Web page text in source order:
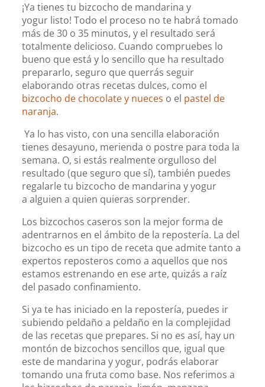
¡Ya tienes tu bizcocho de mandarina y
yogur listo! Todo el proceso no te habrá tomado
más de 30 o 35 minutos, y el resultado será
totalmente delicioso. Cuando compruebes lo
bueno que está y lo sencillo que ha resultado
prepararlo, seguro que querrás seguir
elaborando otras recetas dulces, como el
bizcocho de chocolate y nueces o el pastel de
naranja.
Ya lo has visto, con una sencilla elaboración
tienes desayuno, merienda o postre para toda la
semana. O, si estás realmente orgulloso del
resultado (que seguro que sí), también puedes
regalarle tu bizcocho de mandarina y yogur
a alguien a quien quieras sorprender.
Los bizcochos caseros son la mejor forma de
adentrarnos en el ámbito de la repostería. La del
bizcocho es un tipo de receta que admite tanto a
expertos reposteros como a aquellos que nos
estamos estrenando en ese arte, quizás a raíz
del pasado confinamiento.
Si ya te has iniciado en la repostería, puedes ir
subiendo peldaño a peldaño en la complejidad
de las recetas que prepares. Si no es así, hay un
montón de bizcochos sencillos que, igual que
este de mandarina y yogur, podrás elaborar
tomando una fruta como base. Nos referimos a